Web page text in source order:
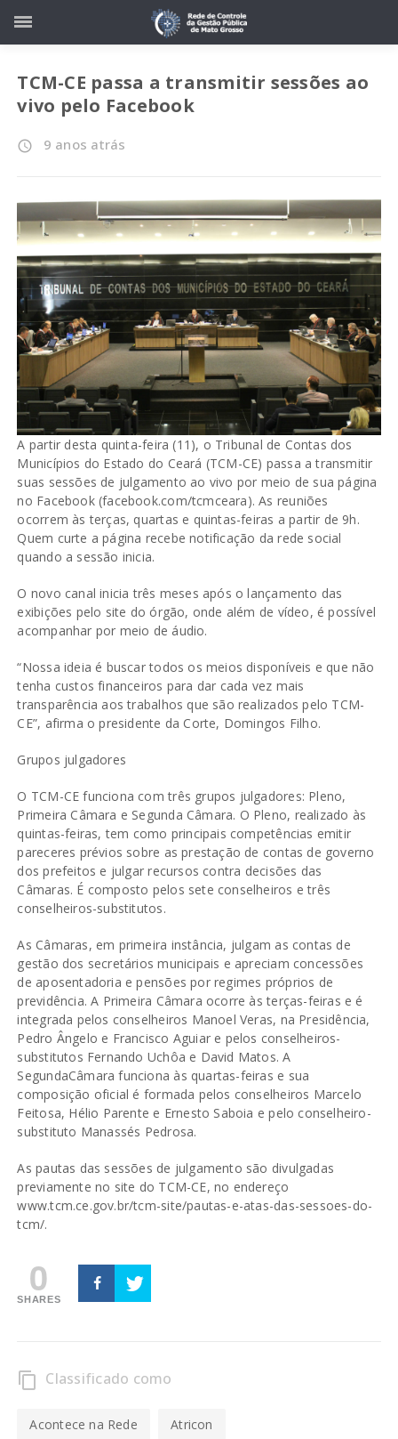
TCM-CE passa a transmitir sessões ao
vivo pelo Facebook
access_time 9 anos atrás
A partir desta quinta-feira (11), o Tribunal de Contas dos
Municípios do Estado do Ceará (TCM-CE) passa a transmitir
suas sessões de julgamento ao vivo por meio de sua página
no Facebook (facebook.com/tcmceara). As reuniões
ocorrem às terças, quartas e quintas-feiras a partir de 9h.
Quem curte a página recebe notificação da rede social
quando a sessão inicia.
O novo canal inicia três meses após o lançamento das
exibições pelo site do órgão, onde além de vídeo, é possível
acompanhar por meio de áudio.
“Nossa ideia é buscar todos os meios disponíveis e que não
tenha custos financeiros para dar cada vez mais
transparência aos trabalhos que são realizados pelo TCM-
CE”, afirma o presidente da Corte, Domingos Filho.
Grupos julgadores
O TCM-CE funciona com três grupos julgadores: Pleno,
Primeira Câmara e Segunda Câmara. O Pleno, realizado às
quintas-feiras, tem como principais competências emitir
pareceres prévios sobre as prestação de contas de governo
dos prefeitos e julgar recursos contra decisões das
Câmaras. É composto pelos sete conselheiros e três
conselheiros-substitutos.
As Câmaras, em primeira instância, julgam as contas de
gestão dos secretários municipais e apreciam concessões
de aposentadoria e pensões por regimes próprios de
previdência. A Primeira Câmara ocorre às terças-feiras e é
integrada pelos conselheiros Manoel Veras, na Presidência,
Pedro Ângelo e Francisco Aguiar e pelos conselheiros-
substitutos Fernando Uchôa e David Matos. A
SegundaCâmara funciona às quartas-feiras e sua
composição oficial é formada pelos conselheiros Marcelo
Feitosa, Hélio Parente e Ernesto Saboia e pelo conselheiro-
substituto Manassés Pedrosa.
As pautas das sessões de julgamento são divulgadas
previamente no site do TCM-CE, no endereço
www.tcm.ce.gov.br/tcm-site/pautas-e-atas-das-sessoes-do-
tcm/.
0
SHARES
content_copy Classificado como
Acontece na Rede Atricon